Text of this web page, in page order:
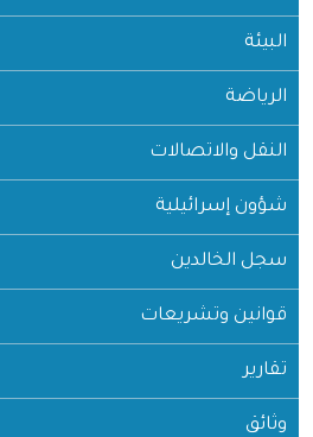
البيئة
الرياضة
النقل والاتصالات
شؤون إسرائيلية
سجل الخالدين
قوانين وتشريعات
تقارير
وثائق